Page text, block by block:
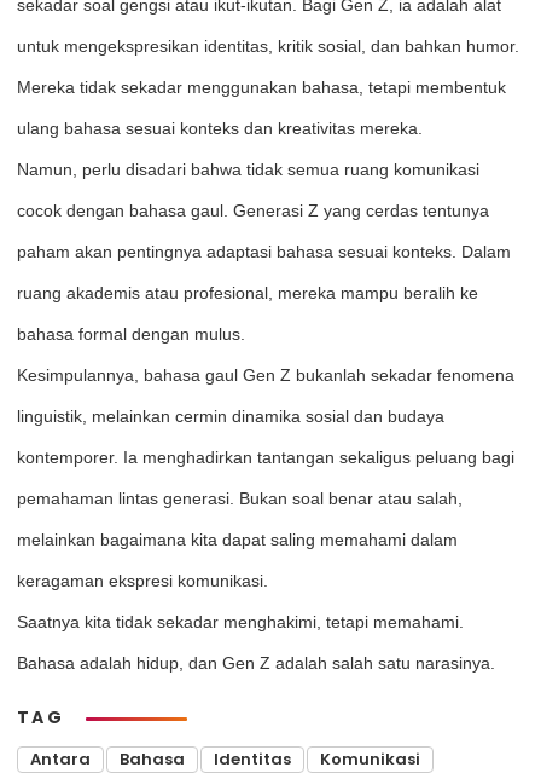
sekadar soal gengsi atau ikut-ikutan. Bagi Gen Z, ia adalah alat
untuk mengekspresikan identitas, kritik sosial, dan bahkan humor.
Mereka tidak sekadar menggunakan bahasa, tetapi membentuk
ulang bahasa sesuai konteks dan kreativitas mereka.
Namun, perlu disadari bahwa tidak semua ruang komunikasi
cocok dengan bahasa gaul. Generasi Z yang cerdas tentunya
paham akan pentingnya adaptasi bahasa sesuai konteks. Dalam
ruang akademis atau profesional, mereka mampu beralih ke
bahasa formal dengan mulus.
Kesimpulannya, bahasa gaul Gen Z bukanlah sekadar fenomena
linguistik, melainkan cermin dinamika sosial dan budaya
kontemporer. Ia menghadirkan tantangan sekaligus peluang bagi
pemahaman lintas generasi. Bukan soal benar atau salah,
melainkan bagaimana kita dapat saling memahami dalam
keragaman ekspresi komunikasi.
Saatnya kita tidak sekadar menghakimi, tetapi memahami.
Bahasa adalah hidup, dan Gen Z adalah salah satu narasinya.
TAG
Antara Bahasa Identitas
Komunikasi